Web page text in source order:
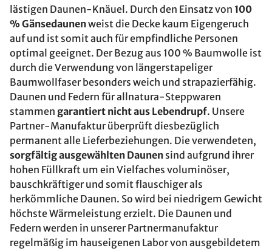
lästigen Daunen-Knäuel. Durch den Einsatz von 100
% Gänsedaunenweist die Decke kaum Eigengeruch
auf und ist somit auch für empfindliche Personen
optimal geeignet. Der Bezug aus 100 % Baumwolle ist
durch die Verwendung von längerstapeliger
Baumwollfaser besonders weich und strapazierfähig.
Daunen und Federn für allnatura-Steppwaren
stammen garantiert nicht aus Lebendrupf. Unsere
Partner-Manufaktur überprüft diesbezüglich
permanent alle Lieferbeziehungen. Die verwendeten,
sorgfältig ausgewählten Daunen sind aufgrund ihrer
hohen Füllkraft um ein Vielfaches voluminöser,
bauschkräftiger und somit flauschiger als
herkömmliche Daunen. So wird bei niedrigem Gewicht
höchste Wärmeleistung erzielt. Die Daunen und
Federn werden in unserer Partnermanufaktur
regelmäßig im hauseigenen Labor von ausgebildetem